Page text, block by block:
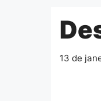
13 de